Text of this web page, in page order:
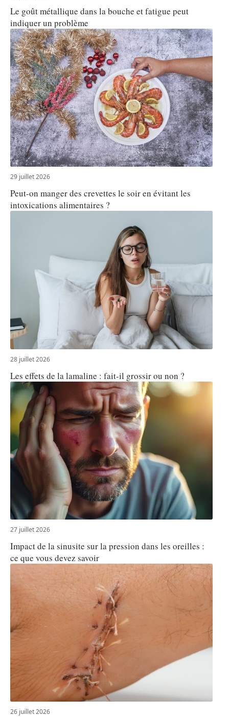
Le goût métallique dans la bouche et fatigue peut
indiquer un problème
29 juillet 2026
Peut-on manger des crevettes le soir en évitant les
intoxications alimentaires ?
28 juillet 2026
Les effets de la lamaline : fait-il grossir ou non ?
27 juillet 2026
Impact de la sinusite sur la pression dans les oreilles :
ce que vous devez savoir
26 juillet 2026